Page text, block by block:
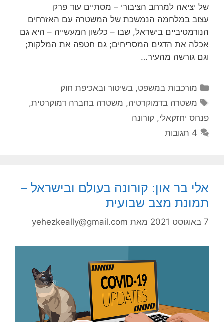
של יציאה למרחב הציבורי – מסתיים עוד פרק
עצוב במלחמה הנמשכת של המשטרה עם האזרחים
הנורמטיביים בישראל, שבו – כלשון המעשייה – היא גם
אכלה את הדגים המסריחים; גם חטפה את המלקות;
וגם גורשה מהעיר…
קטגוריות
מורכבות במשפט, בשיטור ובאכיפת חוק
תגיות
משטרה בדמוקרטיה, משטרה בחברה דמוקרטית,
פנחס יחזקאלי, קורונה
4 תגובות
אלי בר און: קורונה בעולם ובישראל –
תמונת מצב שבועית
7 באוגוסט 2021 מאת yehezkeally@gmail.com